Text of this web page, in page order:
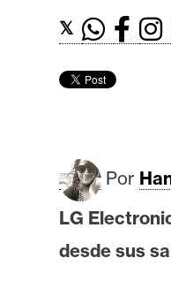
A
n
á
l
i
𝕏
Por
LG
desde sus